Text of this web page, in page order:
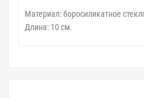
Материал: боросиликатное
Длина: 10 см.